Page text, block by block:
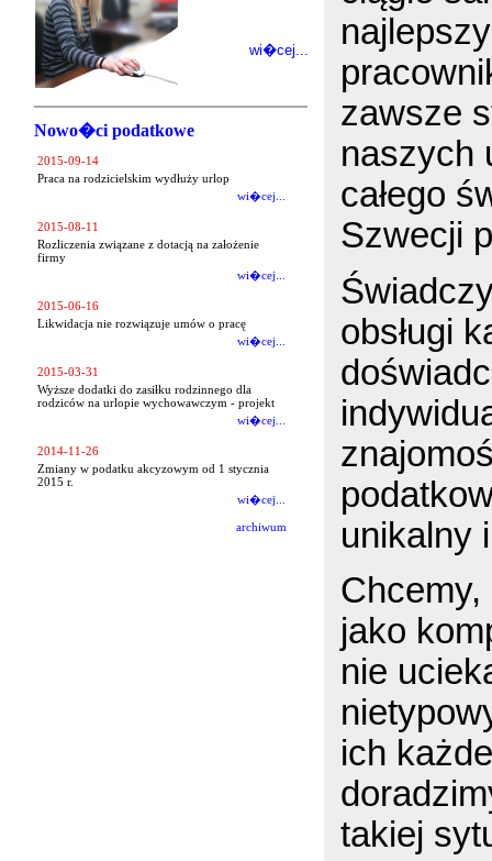
wi�cej...
Nowo�ci podatkowe
2015-09-14
Praca na rodzicielskim wydłuży urlop
wi�cej...
2015-08-11
Rozliczenia związane z dotacją na założenie
firmy
wi�cej...
2015-06-16
Likwidacja nie rozwiązuje umów o pracę
wi�cej...
2015-03-31
Wyższe dodatki do zasiłku rodzinnego dla
rodziców na urlopie wychowawczym - projekt
wi�cej...
2014-11-26
Zmiany w podatku akcyzowym od 1 stycznia
2015 r.
wi�cej...
archiwum
zawsze
naszych
całego
Szwecji
obsługi
unikalny
jako
nie
ich
takiej